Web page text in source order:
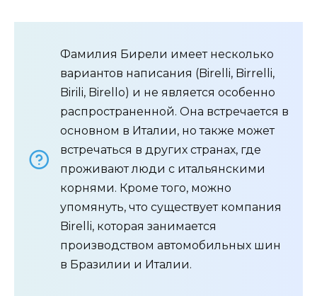
Фамилия Бирели имеет несколько
вариантов написания (Birelli, Birrelli,
Birili, Birello) и не является особенно
распространенной. Она встречается в
основном в Италии, но также может
встречаться в других странах, где
проживают люди с итальянскими
корнями. Кроме того, можно
упомянуть, что существует компания
Birelli, которая занимается
производством автомобильных шин
в Бразилии и Италии.